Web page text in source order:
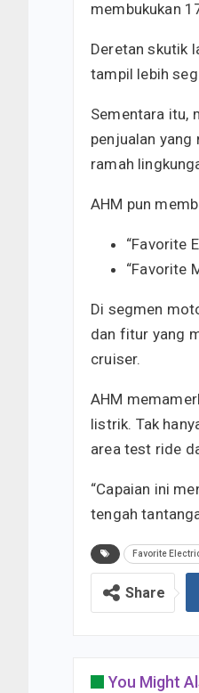
membukukan
Deretan skutik
tampil lebih
Sementara itu,
penjualan yang
ramah
AHM pun
“Favorite
“Favorite
Di segmen
dan fitur yang
cruiser.
AHM
listrik. Tak
area test ride
“Capaian ini
tengah
Favorite
Share
You Might